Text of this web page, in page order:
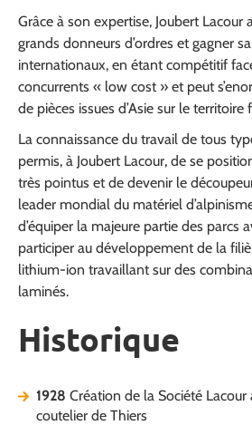
Grâce à son expertise, Joubert Lacour
grands donneurs d’ordres et gagner
internationaux, en étant compétitif
concurrents « low cost » et peut
de pièces issues d’Asie sur le territoire
La connaissance du travail de tous
permis, à Joubert Lacour, de se
très pointus et de devenir le
leader mondial du matériel
d’équiper la majeure partie des parcs
participer au développement de la
lithium-ion travaillant sur des
laminés.
Historique
1928 Création de la Société Lacour
coutelier de Thiers